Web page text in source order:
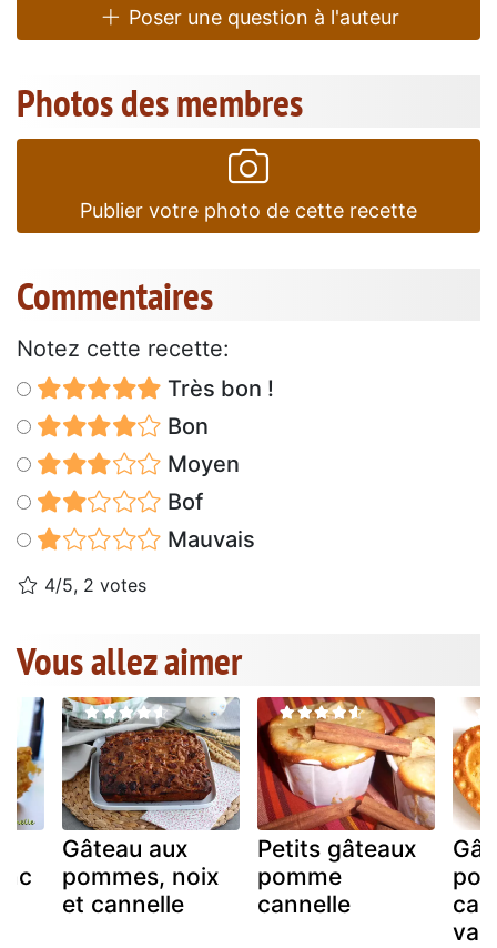
Poser une question à l'auteur
Photos des membres
Publier votre photo de cette recette
Commentaires
Notez cette recette:
Très bon !
Bon
Moyen
Bof
Mauvais
4/5, 2 votes
Vous allez aimer
Gâteau aux
pommes, noix
et cannelle
Petits gâteaux
pomme
cannelle